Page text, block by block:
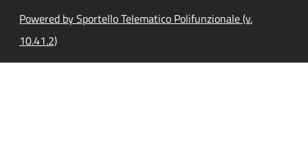
Powered by Sportello Telematico Polifunzionale (v.
10.41.2)